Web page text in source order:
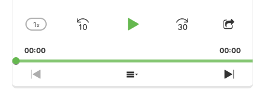
Change
Rate
1x
Skip
Play
Jump
Forward
Share
00:00 00:00
Previous
Episode
Show
Episodes
Next